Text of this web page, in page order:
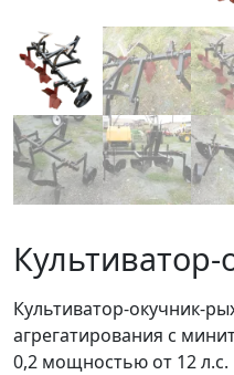
Культиватор-
Культиватор-окучник-
агрегатирования с
0,2 мощностью от 12 л.с.